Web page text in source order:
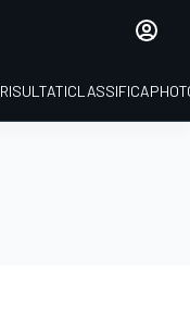
RISULTATICLASSIFICA